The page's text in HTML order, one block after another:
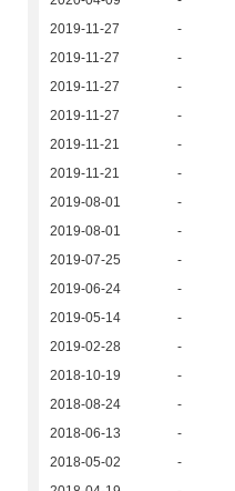
2019-11-27
-
2019-11-27
-
2019-11-27
-
2019-11-27
-
2019-11-21
-
2019-11-21
-
2019-08-01
-
2019-08-01
-
2019-07-25
-
2019-06-24
-
2019-05-14
-
2019-02-28
-
2018-10-19
-
2018-08-24
-
2018-06-13
-
2018-05-02
-